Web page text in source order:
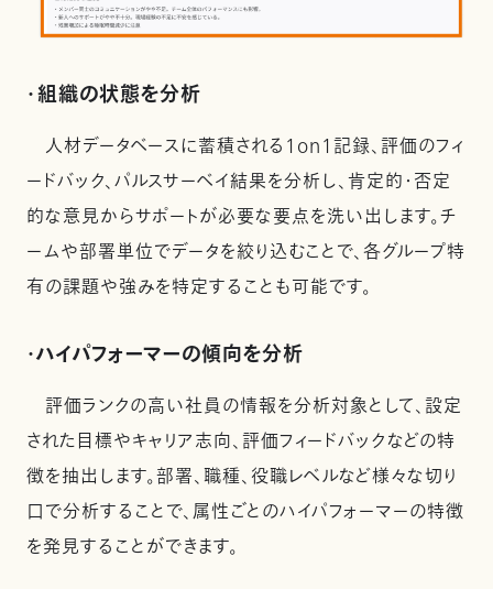
・組織の状態を分析
人材データベースに蓄積される1on1記録、評価のフィ
ードバック、パルスサーベイ結果を分析し、肯定的・否定
的な意見からサポートが必要な要点を洗い出します。チ
ームや部署単位でデータを絞り込むことで、各グループ特
有の課題や強みを特定することも可能です。
・ハイパフォーマーの傾向を分析
評価ランクの高い社員の情報を分析対象として、設定
された目標やキャリア志向、評価フィードバックなどの特
徴を抽出します。部署、職種、役職レベルなど様々な切り
口で分析することで、属性ごとのハイパフォーマーの特徴
を発見することができます。